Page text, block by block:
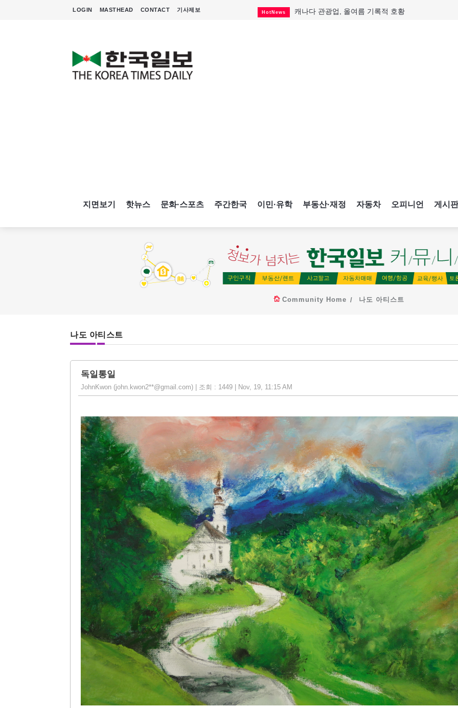
LOGIN MASTHEAD CONTACT 기사제보 HotNews 캐나다 관광업, 올여름 기록적 호황
지면보기 핫뉴스 문화·스포츠 주간한국 이민·유학 부동산·재정 자동차 오피니언 게시판
Community Home 나도 아티스트
나도 아티스트
독일통일
JohnKwon (john.kwon2**@gmail.com) | 조회 : 1449 | Nov, 19, 11:15 AM